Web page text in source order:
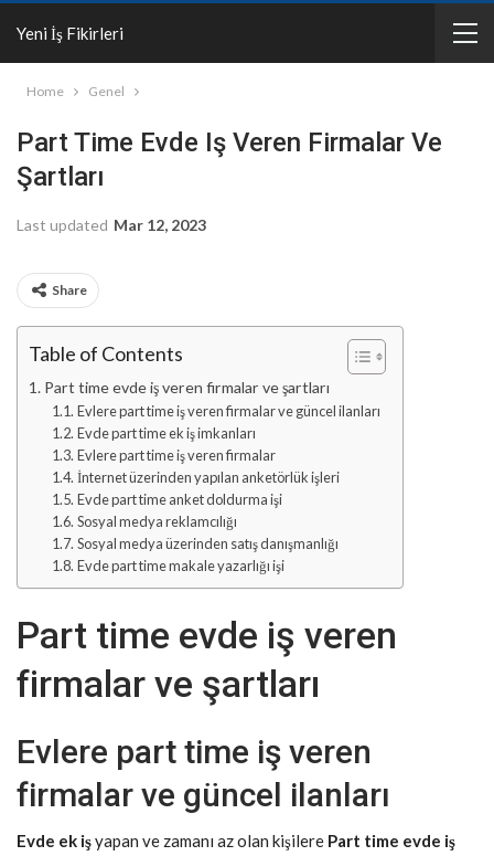
Yeni İş Fikirleri
Home Genel
Part Time Evde Iş Veren Firmalar Ve
Şartları
Last updated Mar 12, 2023
Share
Table of Contents
Part time evde iş veren firmalar ve şartları
Evlere part time iş veren firmalar ve güncel ilanları
Evde part time ek iş imkanları
Evlere part time iş veren firmalar
İnternet üzerinden yapılan anketörlük işleri
Evde part time anket doldurma işi
Sosyal medya reklamcılığı
Sosyal medya üzerinden satış danışmanlığı
Evde part time makale yazarlığı işi
Part time evde iş veren
firmalar ve şartları
Evlere part time iş veren
firmalar ve güncel ilanları
Evde ek işyapan ve zamanı az olan kişilere Part time evde iş